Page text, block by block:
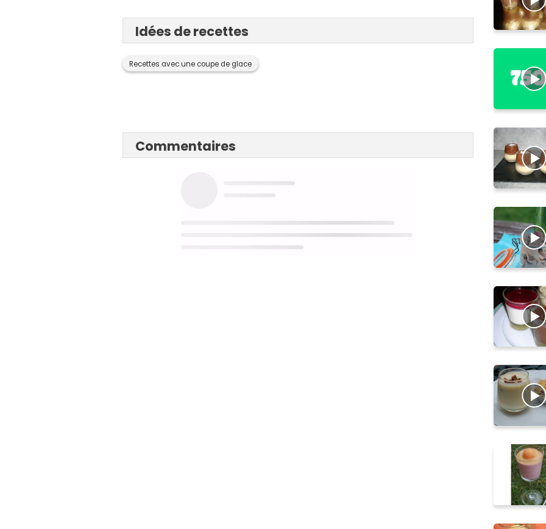
Idées de recettes
Recettes avec une coupe de glace
Commentaires